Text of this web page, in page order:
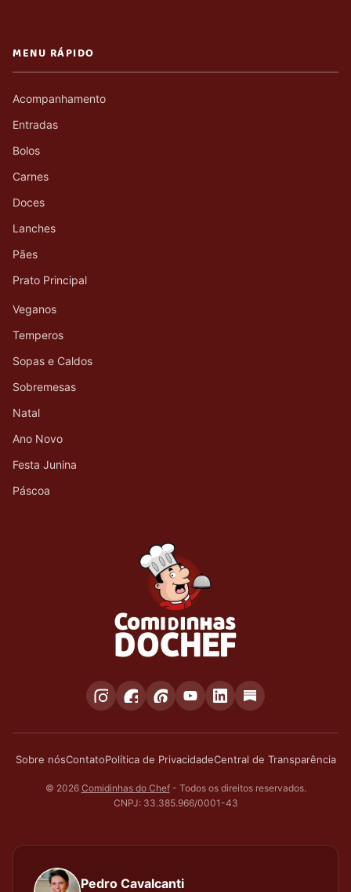
MENU RÁPIDO
Acompanhamento
Entradas
Bolos
Carnes
Doces
Lanches
Pães
Prato Principal
Veganos
Temperos
Sopas e Caldos
Sobremesas
Natal
Ano Novo
Festa Junina
Páscoa
Sobre nósContatoPolítica de PrivacidadeCentral de Transparência
© 2026 Comidinhas do Chef- Todos os direitos reservados.
CNPJ: 33.385.966/0001-43
Pedro Cavalcanti